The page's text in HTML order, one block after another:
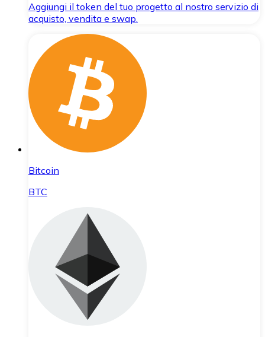
Aggiungi il token del tuo progetto al nostro servizio di
acquisto, vendita e swap.
Bitcoin
BTC